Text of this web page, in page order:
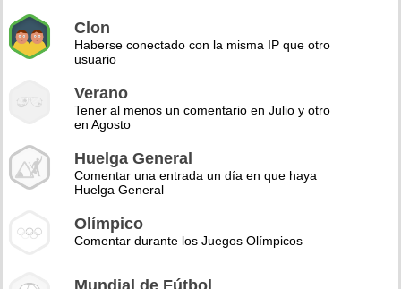
Clon
Haberse conectado con la misma IP que otro
usuario
Verano
Tener al menos un comentario en Julio y otro
en Agosto
Huelga General
Comentar una entrada un día en que haya
Huelga General
Olímpico
Comentar durante los Juegos Olímpicos
Mundial de Fútbol